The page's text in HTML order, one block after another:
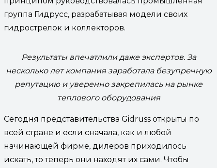
группа Гидрусс, разрабатывая модели своих
гидрострелок и коллекторов.
Результаты впечатлили даже экспертов. За
несколько лет компания заработала безупречную
репутацию и уверенно закрепилась на рынке
теплового оборудования
Сегодня представительства Gidruss открыты по
всей стране и если сначала, как и любой
начинающей фирме, дилеров приходилось
искать, то теперь они находят их сами. Чтобы